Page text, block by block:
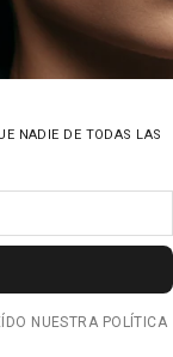
NADIE DE TODAS LAS
NUESTRA POLÍTICA